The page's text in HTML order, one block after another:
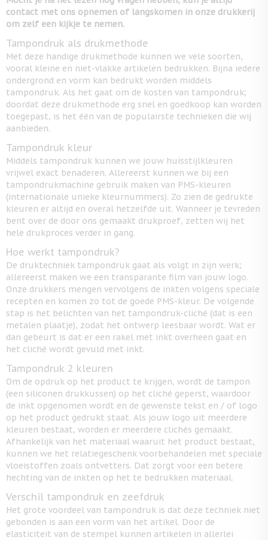
contact met ons opnemen of langskomen in onze drukkerij
om zelf een kijkje te nemen.
Tampondruk als drukmethode
Met deze handige drukmethode kunnen we vele soorten,
vooral kleine en niet-vlakke artikelen bedrukken. Bijna iedere
ondergrond en vorm kan bedrukt worden middels
tampondruk. Als het gaat om de kosten van tampondruk;
doordat deze drukmethode erg snel en goedkoop kan worden
toegepast, is het één van de populairste technieken die wij
aanbieden.
Tampondruk kleur
Middels tampondruk kunnen we jouw huisstijlkleuren
vrijwel exact benaderen. Allereerst kunnen we bij een
tampondrukmachine gebruik maken van PMS-kleuren
(internationale unieke kleurnummers). Zo zien de gedrukte
kleuren er altijd en overal hetzelfde uit. Wanneer je tevreden
bent over de door ons gemaakt drukproef, zetten wij het
hele drukproces verder in gang.
Hoe werkt tampondruk?
De druktechniek tampondruk gaat als volgt in zijn werk;
allereerst maken we een transparante film van jouw logo.
Onze drukkers mengen vervolgens de inkten volgens speciale
recepten en komen zo tot de goede PMS-kleur. De volgende
stap is het belichten van het tampondruk-cliché (dat is een
metalen plaatje), zodat het ontwerp leesbaar wordt. Wat er
dan gebeurt is dat er een rakel met inkt overheen gaat en
het cliché wordt gevuld met inkt.
Tampondruk 2 kleuren
Om de opdruk op het product te krijgen, wordt de tampon
(een siliconen drukkussen) op het cliché geperst, waardoor
de inkt opgenomen wordt en de gewenste tekst en / of logo
op het product gedrukt staat. Als jouw logo uit meerdere
kleuren bestaat, worden er meerdere clichés gemaakt.
Afhankelijk van het materiaal waaruit het product bestaat,
kunnen we het relatiegeschenk voorbehandelen met speciale
vloeistoffen zoals ontvetters. Dat zorgt voor een betere
hechting van de inkten op het te bedrukken materiaal.
Verschil tampondruk en zeefdruk
Het grote voordeel van tampondruk is dat deze techniek niet
gebonden is aan een vorm van het artikel. Door de
elasticiteit van de stempel kunnen artikelen in allerlei